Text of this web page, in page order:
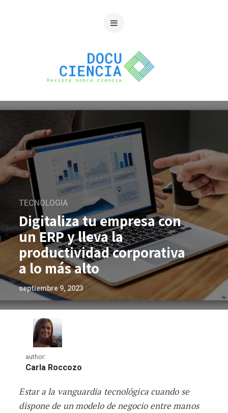
TECNOLOGIA
Digitaliza tu empresa con
un ERP y lleva la
productividad corporativa
a lo más alto
septiembre 9, 2023
author:
Carla Roccozo
Digitaliza tu empresa con un ERP y
Estar a la vanguardia tecnológica cuando se
dispone de un modelo de negocio entre manos